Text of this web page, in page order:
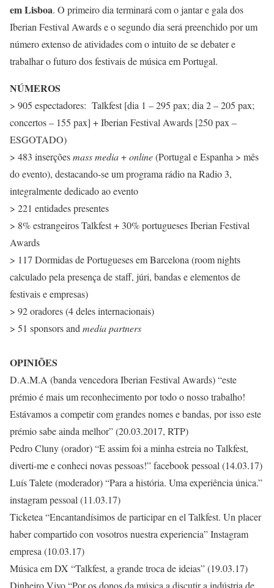
em Lisboa. O primeiro dia terminará com o jantar e gala dos
Iberian Festival Awards e o segundo dia será preenchido por um
número extenso de atividades com o intuito de se debater e
trabalhar o futuro dos festivais de música em Portugal.
NÚMEROS
> 905 espectadores: Talkfest [dia 1 – 295 pax; dia 2 – 205 pax;
concertos – 155 pax] + Iberian Festival Awards [250 pax –
ESGOTADO)
> 483 inserçõesmass media+online(Portugal e Espanha > mês
do evento), destacando-se um programa rádio na Radio 3,
integralmente dedicado ao evento
> 221 entidades presentes
> 8% estrangeiros Talkfest + 30% portugueses Iberian Festival
Awards
> 117 Dormidas de Portugueses em Barcelona (room nights
calculado pela presença de staff, júri, bandas e elementos de
festivais e empresas)
> 92 oradores (4 deles internacionais)
> 51 sponsors and media partners
OPINIÕES
D.A.M.A (banda vencedora Iberian Festival Awards) “este
prémio é mais um reconhecimento por todo o nosso trabalho!
Estávamos a competir com grandes nomes e bandas, por isso este
prémio sabe ainda melhor” (20.03.2017, RTP)
Pedro Cluny (orador) “E assim foi a minha estreia no Talkfest,
diverti-me e conheci novas pessoas!” facebook pessoal (14.03.17)
Luís Talete (moderador) “Para a história. Uma experiência única.”
instagram pessoal (11.03.17)
Ticketea “Encantandísimos de participar en el Talkfest. Un placer
haber compartido con vosotros nuestra experiencia” Instagram
empresa (10.03.17)
Música em DX “Talkfest, a grande troca de ideias” (19.03.17)
Dinheiro Vivo “Por os donos da música a discutir a indústria de